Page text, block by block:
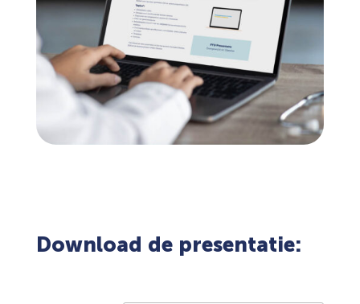
Download de presentatie: